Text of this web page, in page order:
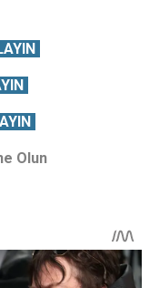
Olun